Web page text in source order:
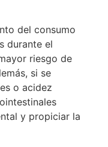
del consumo
durante el
riesgo de
si se
o acidez
y propiciar la